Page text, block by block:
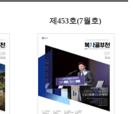
제453호(7월호)